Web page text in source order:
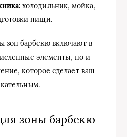
холодильник, мойка,
пищи.
зон барбекю включают в
элементы, но и
которое сделает ваш
зоны барбекю